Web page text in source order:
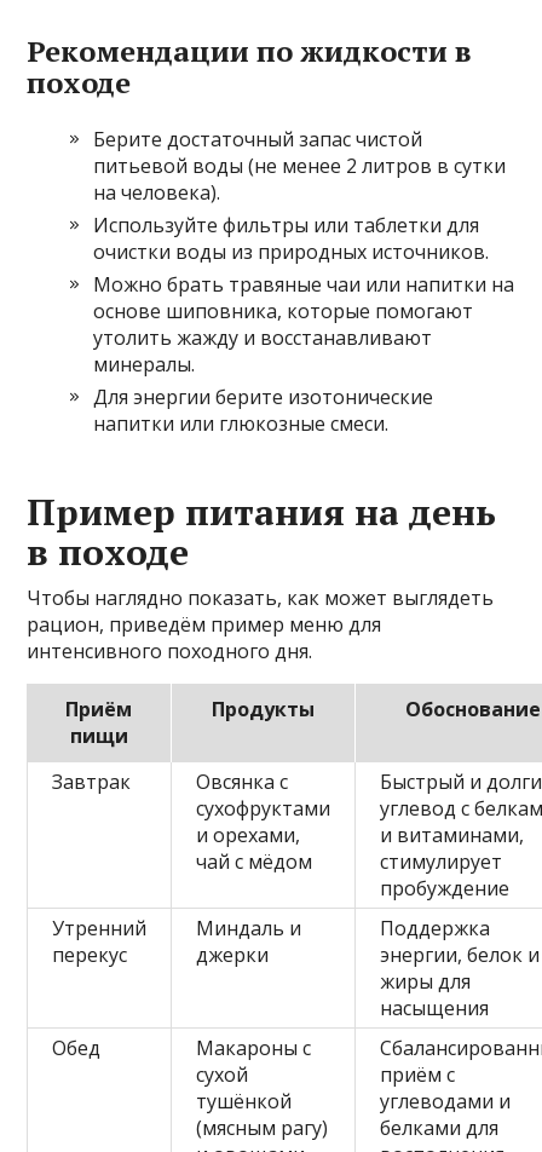
Рекомендации по жидкости в
походе
Берите достаточный запас чистой
питьевой воды (не менее 2 литров в сутки
на человека).
Используйте фильтры или таблетки для
очистки воды из природных источников.
Можно брать травяные чаи или напитки на
основе шиповника, которые помогают
утолить жажду и восстанавливают
минералы.
Для энергии берите изотонические
напитки или глюкозные смеси.
Пример питания на день
в походе
Чтобы наглядно показать, как может выглядеть
рацион, приведём пример меню для
интенсивного походного дня.
Приём
пищи
Продукты Обоснование
Завтрак
Овсянка с
сухофруктами
и орехами,
чай с мёдом
Быстрый и
углевод с
и витаминами,
стимулирует
пробуждение
Утренний
перекус
Миндаль и
джерки
Поддержка
энергии, белок и
жиры для
насыщения
Обед
Макароны с
сухой
тушёнкой
(мясным рагу)
приём с
углеводами и
белками для